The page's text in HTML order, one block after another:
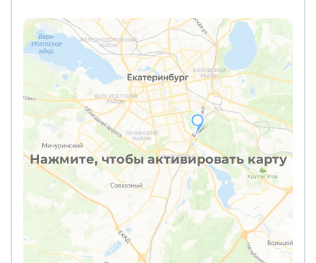
Нажмите, чтобы активировать карту